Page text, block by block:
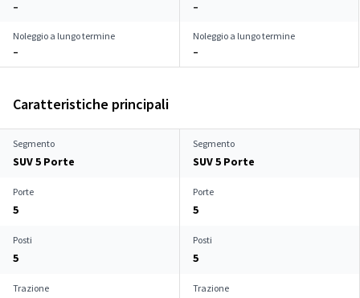
–
–
Noleggio a lungo termine
–
Noleggio a lungo termine
–
Caratteristiche principali
Segmento
SUV 5 Porte
Segmento
SUV 5 Porte
Porte
5
Porte
5
Posti
5
Posti
5
Trazione Trazione